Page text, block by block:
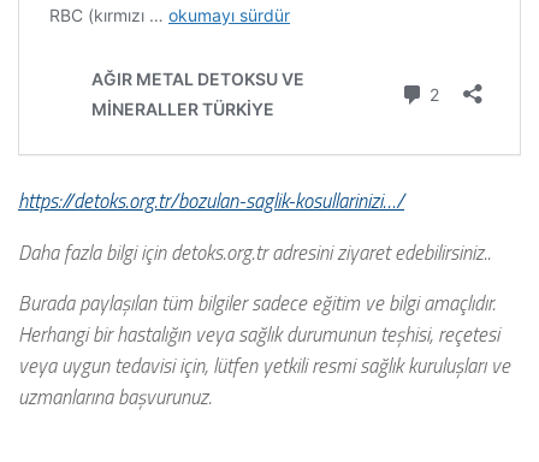
https://detoks.org.tr/bozulan-saglik-kosullarinizi…/
Daha fazla bilgi için detoks.org.tr adresini ziyaret edebilirsiniz..
Burada paylaşılan tüm bilgiler sadece eğitim ve bilgi amaçlıdır.
Herhangi bir hastalığın veya sağlık durumunun teşhisi, reçetesi
veya uygun tedavisi için, lütfen yetkili resmi sağlık kuruluşları ve
uzmanlarına başvurunuz.